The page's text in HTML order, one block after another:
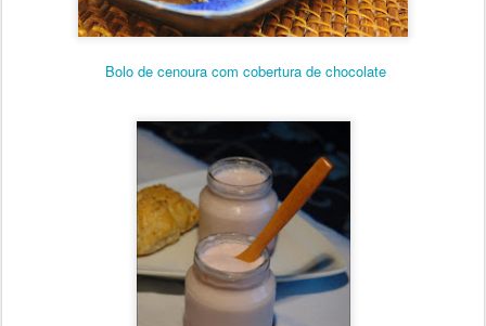
Bolo de cenoura com cobertura de chocolate